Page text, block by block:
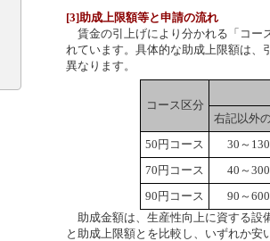
[3]助成上限額等と申請の流れ
賃金の引上げにより分かれる「コー
れています。具体的な助成上限額は、
異なります。
コース区分
右記以外
50円コース
30～
70円コース
40～
90円コース
90～
助成金額は、生産性向上に資する設
と助成上限額とを比較し、いずれか安